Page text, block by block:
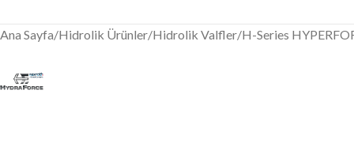
Ana Sayfa/Hidrolik Ürünler/Hidrolik Valfler/H-Series